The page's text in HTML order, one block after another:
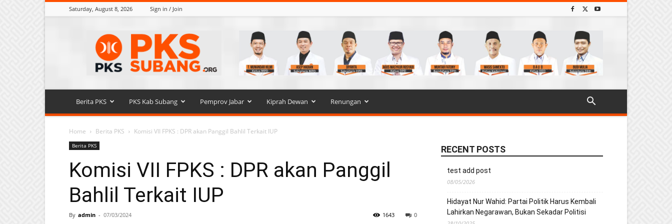
Saturday, August 8, 2026 Sign in / Join
PKS
KAB
SUBANG
Berita PKS PKS Kab Subang Pemprov Jabar Kiprah Dewan Renungan
Home Berita PKS Komisi VII FPKS : DPR akan Panggil Bahlil Terkait IUP
Berita PKS
Komisi VII FPKS : DPR akan Panggil
Bahlil Terkait IUP
By admin - 07/03/2024 0
1643
RECENT POSTS
test add post
08/05/2026
Hidayat Nur Wahid: Partai Politik Harus Kembali
Lahirkan Negarawan, Bukan Sekadar Politisi